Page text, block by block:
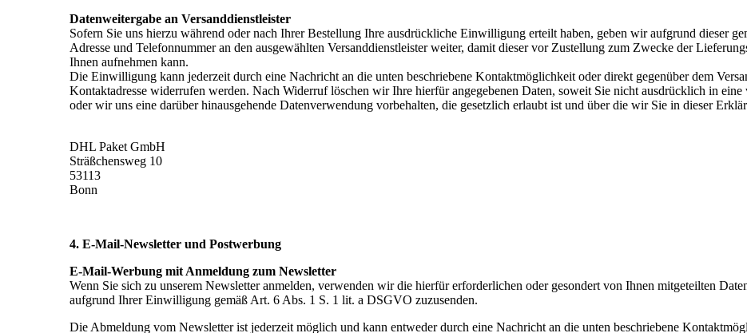
Datenweitergabe an Versanddienstleister
Sofern Sie uns hierzu während oder nach Ihrer Bestellung Ihre ausdrückliche Einwilligung erteilt haben, geben wir aufgrund dieser
Adresse und Telefonnummer an den ausgewählten Versanddienstleister weiter, damit dieser vor Zustellung zum Zwecke der
Ihnen aufnehmen kann.
Die Einwilligung kann jederzeit durch eine Nachricht an die unten beschriebene Kontaktmöglichkeit oder direkt gegenüber dem
Kontaktadresse widerrufen werden. Nach Widerruf löschen wir Ihre hierfür angegebenen Daten, soweit Sie nicht ausdrücklich in
oder wir uns eine darüber hinausgehende Datenverwendung vorbehalten, die gesetzlich erlaubt ist und über die wir Sie in dieser
DHL Paket GmbH
Sträßchensweg 10
53113
Bonn
4. E-Mail-Newsletter und Postwerbung
E-Mail-Werbung mit Anmeldung zum Newsletter
Wenn Sie sich zu unserem Newsletter anmelden, verwenden wir die hierfür erforderlichen oder gesondert von Ihnen mitgeteilten
aufgrund Ihrer Einwilligung gemäß Art. 6 Abs. 1 S. 1 lit. a DSGVO zuzusenden.
Die Abmeldung vom Newsletter ist jederzeit möglich und kann entweder durch eine Nachricht an die unten beschriebene